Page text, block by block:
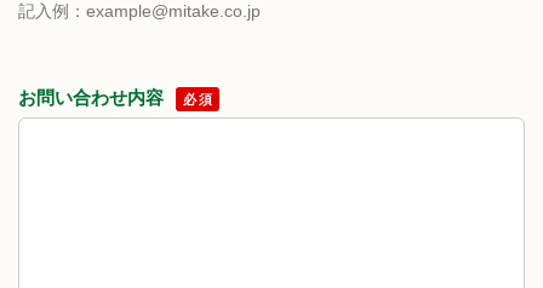
記入例：example@mitake.co.jp
お問い合わせ内容 必須